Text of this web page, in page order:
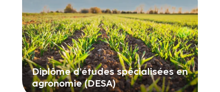
Diplôme d’études spécialisées en
agronomie (DESA)